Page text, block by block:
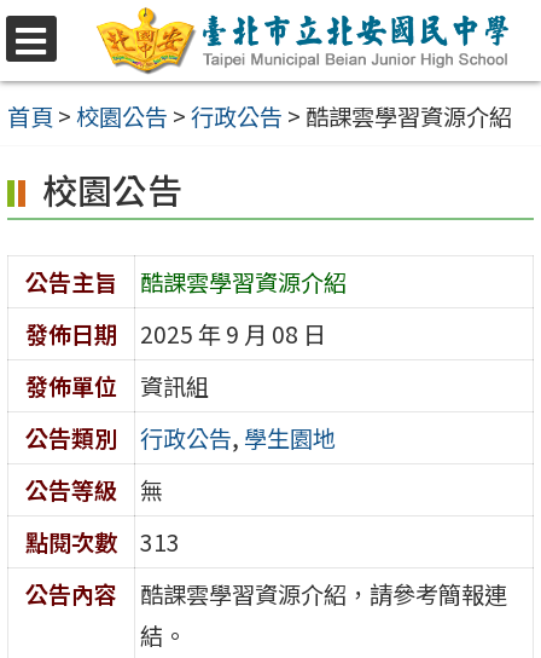
選
單
跳
至
主
內
容
區
首頁 >校園公告 >行政公告 > 酷課雲學習資源介紹
校園公告
公告主旨
酷課雲學習資源介紹
發佈日期
2025 年 9 月 08 日
發佈單位
資訊組
公告類別
行政公告, 學生園地
公告等級
無
點閱次數
313
公告內容
酷課雲學習資源介紹，請參考簡報連
結。